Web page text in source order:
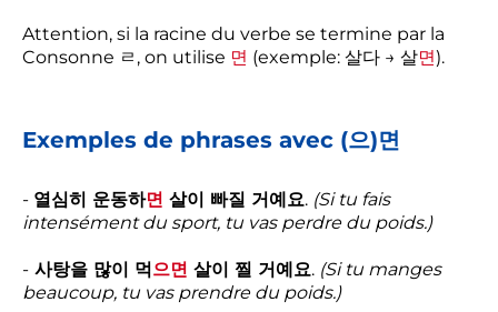
Attention, si la racine du verbe se termine par la
Consonne ㄹ, on utilise 면 (exemple: 살다 → 살면).
Exemples de phrases avec (으)면
- 열심히 운동하면 살이 빠질 거예요. (Si tu fais
intensément du sport, tu vas perdre du poids.)
- 사탕을 많이 먹 으면 살이 찔 거예요. (Si tu manges
beaucoup, tu vas prendre du poids.)